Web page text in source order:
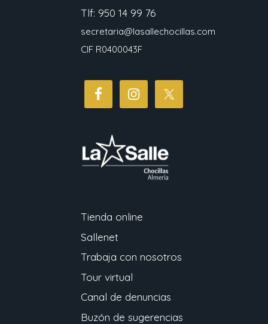
Tlf: 950 14 99 76
secretaria@lasallechocillas.com
CIF R0400043F
Tienda online
Sallenet
Trabaja con nosotros
Tour virtual
Canal de denuncias
Buzón de sugerencias